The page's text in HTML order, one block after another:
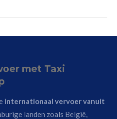
met Taxi
internationaal vervoer vanuit
landen zoals België,